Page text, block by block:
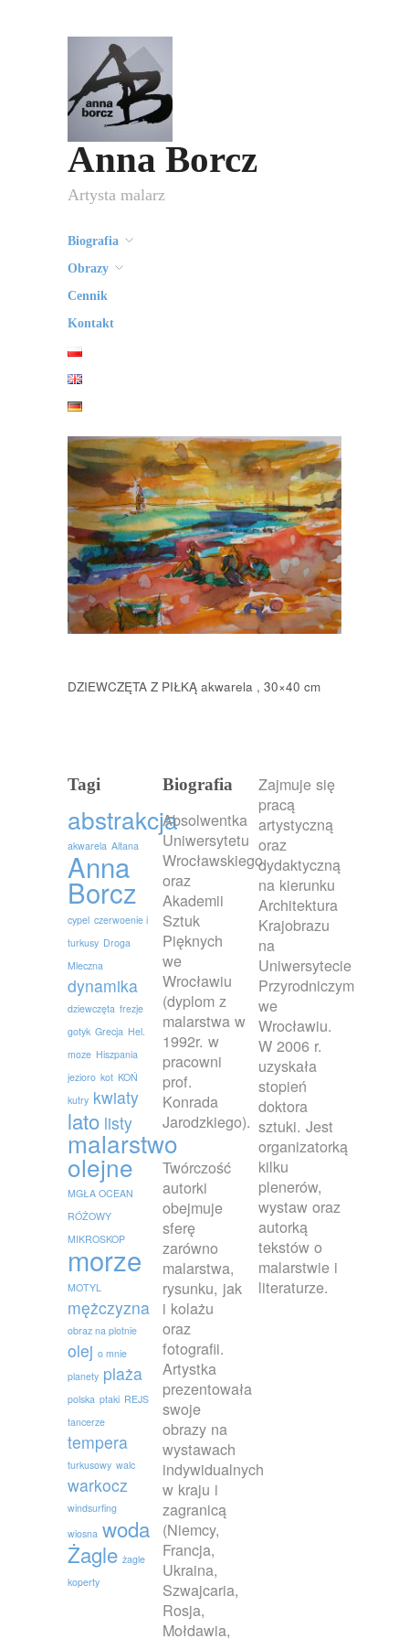
Anna Borcz
Artysta malarz
Biografia
Obrazy
Cennik
Kontakt
DZIEWCZĘTA Z PIŁKĄ akwarela , 30×40 cm
Tagi
abstrakcja
akwarela Altana
Anna
Borcz
cypel czerwoenie i
turkusy Droga
Mleczna
dynamika
dziewczęta frezje
gotyk Grecja Hel.
moze Hiszpania
jezioro kot KOŃ
kutry kwiaty
lato listy
malarstwo
olejne
MGŁA OCEAN
RÓŻOWY
MIKROSKOP
morze
MOTYL
mężczyzna
obraz na plotnie
olej o mnie
planety plaża
polska ptaki REJS
tancerze
tempera
turkusowy walc
warkocz
windsurfing
wiosna woda
Żagle żagle
koperty
Biografia
Absolwentka
Uniwersytetu
Wrocławskiego
oraz
Akademii
Sztuk
Pięknych
we
Wrocławiu
(dyplom z
malarstwa w
1992r. w
pracowni
prof.
Konrada
Jarodzkiego).
Twórczość
autorki
obejmuje
sferę
zarówno
malarstwa,
rysunku, jak
i kolażu
oraz
fotografii.
Artystka
prezentowała
swoje
obrazy na
wystawach
indywidualnych
w kraju i
zagranicą
(Niemcy,
Francja,
Ukraina,
Szwajcaria,
Rosja,
Mołdawia,
Zajmuje się
pracą
artystyczną
oraz
dydaktyczną
na kierunku
Architektura
Krajobrazu
na
Uniwersytecie
Przyrodniczym
we
Wrocławiu.
W 2006 r.
uzyskała
stopień
doktora
sztuki. Jest
organizatorką
kilku
plenerów,
wystaw oraz
autorką
tekstów o
malarstwie i
literaturze.